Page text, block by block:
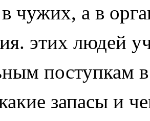
чужих, а в
этих людей
поступкам
запасы и